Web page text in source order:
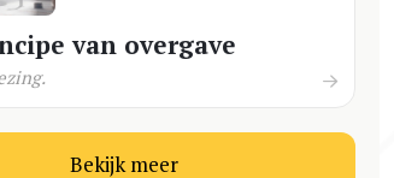
van overgave
Bekijk meer